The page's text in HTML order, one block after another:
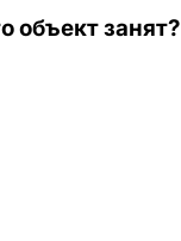
объект занят?